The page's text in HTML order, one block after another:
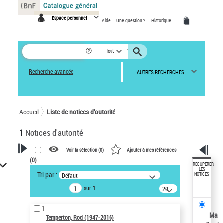
Espace personnel Aide Une question ? Historique
Tout
Recherche avancée AUTRES RECHERCHES
Accueil Liste de notices d’autorité
1 Notices d'autorité
VOTRE RECHERCHE
Recherche avancée dans les
notices d’autorité
Œuvres liées à l'auteur :
Temperton, Rod (1947-2016)
Voir la sélection (0) Ajouter à mes références
(0)
Tri par : Défaut
sur 1
20
résultats/page
1
Temperton, Rod (1947-2016)
RÉCUPÉRER
LES
NOTICES
Ma
Panneau de gestion des cookies